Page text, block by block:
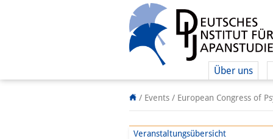
Über uns
/ Events / European Congress of
Veranstaltungsübersicht